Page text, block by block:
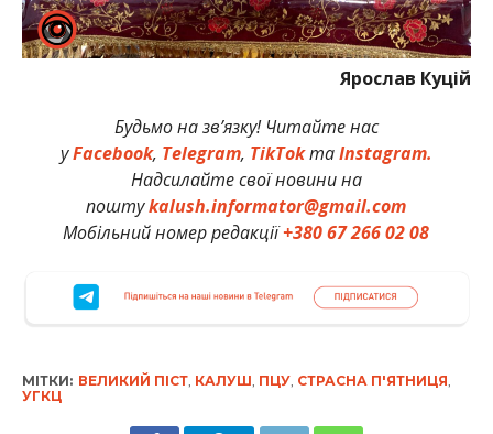
Ярослав Куцій
Будьмо на зв’язку! Читайте нас
уFacebook, Telegram, TikTokтаInstagram.
Надсилайте свої новини на
поштуkalush.informator@gmail.com
Мобільний номер редакції+380 67 266 02 08
МІТКИ: ВЕЛИКИЙ ПІСТ, КАЛУШ, ПЦУ, СТРАСНА П'ЯТНИЦЯ,
УГКЦ